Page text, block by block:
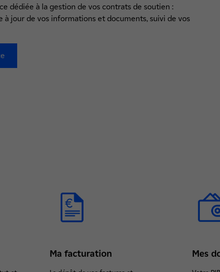
dédiée à la gestion de vos contrats de soutien :
à jour de vos informations et documents, suivi de vos
Ma facturation Mes